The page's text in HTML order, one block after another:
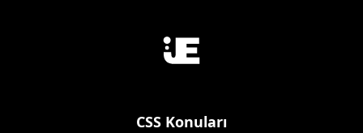
CSS Konuları